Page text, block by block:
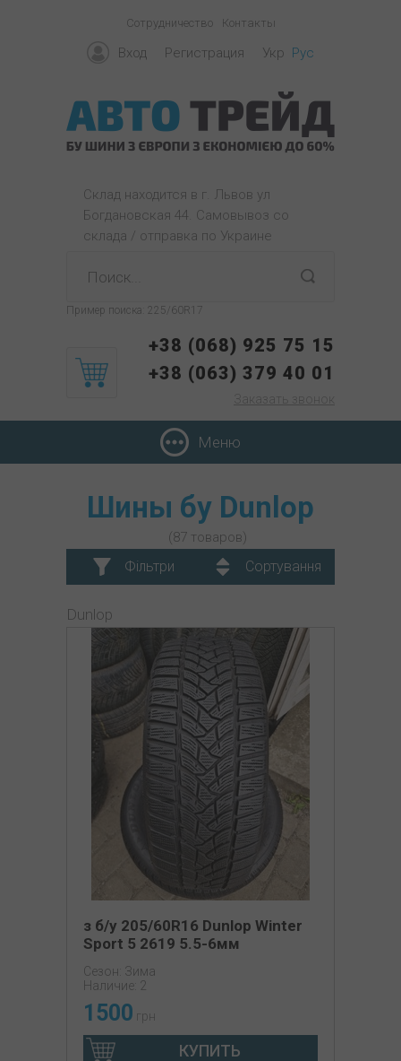
Сотрудничество Контакты
Вход Регистрация Укр Рус
Склад находится в г. Львов ул
Богдановская 44. Самовывоз со
склада / отправка по Украине
Пример поиска: 225/60R17
+38 (068) 925 75 15
+38 (063) 379 40 01
Заказать звонок
Меню
Шины бу Dunlop
(87 товаров)
Фільтри Сортування
Dunlop
з б/у 205/60R16 Dunlop Winter
Sport 5 2619 5.5-6мм
Сезон: Зима
Наличие: 2
1500 грн
КУПИТЬ